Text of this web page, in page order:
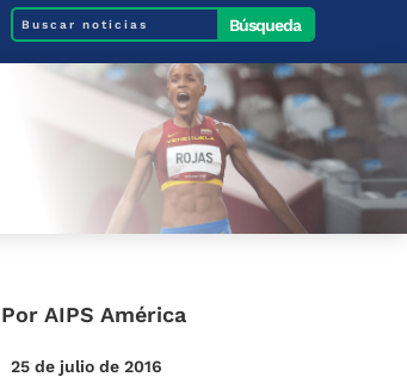
Por AIPS América
25 de julio de 2016